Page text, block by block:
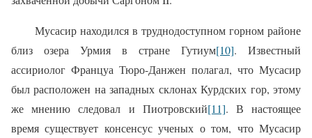
Мусасир находился в труднодоступном горном районе
близ озера Урмия в стране Гутиум[10]. Известный
ассириолог Француа Тюро-Данжен полагал, что Мусасир
был расположен на западных склонах Курдских гор, этому
же мнению следовал и Пиотровский[11]. В настоящее
время существует консенсус ученых о том, что Мусасир